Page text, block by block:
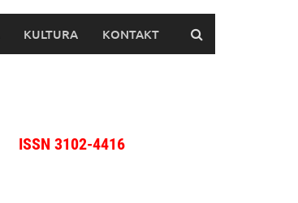
KULTURA KONTAKT
ISSN 3102-4416